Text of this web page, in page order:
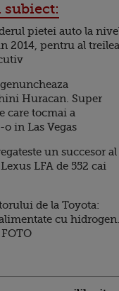
subiect:
pietei auto la
2014, pentru al treilea
Huracan. Super
care tocmai a
in Las Vegas
un succesor al
LFA de 552 cai
de la Toyota:
cu hidrogen.